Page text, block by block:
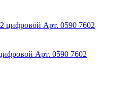
Арт. 0590 7602